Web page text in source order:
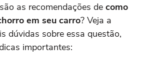
as recomendações de como
em seu carro? Veja a
dúvidas sobre essa questão,
importantes: